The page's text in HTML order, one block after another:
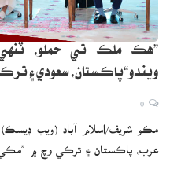
”هڪ ملڪ تي حملو،
ويندو“پاڪستان، سعودي ۽
مڪو شريف/اسلام آباد (ويب
عرب، پاڪستان ۽ ترڪي وچ ۾